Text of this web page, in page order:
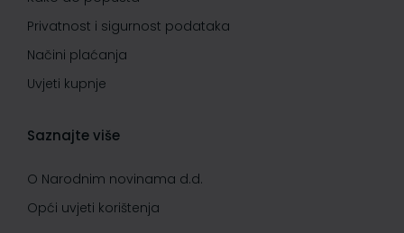
Privatnost i sigurnost podataka
Načini plaćanja
Uvjeti kupnje
Saznajte više
O Narodnim novinama d.d.
Opći uvjeti korištenja